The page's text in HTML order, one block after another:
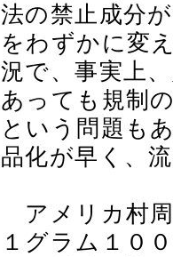
法の禁止成分
をわずかに変
況で、事実上
あっても規制
という問題も
品化が早く、
アメリカ村
１グラム１０